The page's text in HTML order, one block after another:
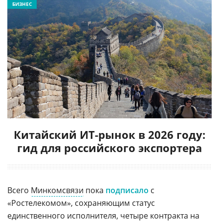
Китайский ИТ-рынок в 2026 году:
гид для российского экспортера
БИЗНЕС
Всего Минкомсвязи пока подписало с
«Ростелекомом», сохраняющим статус
единственного исполнителя, четыре контракта на